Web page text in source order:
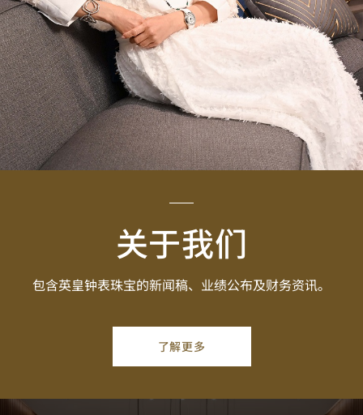
关于我们
包含英皇钟表珠宝的新闻稿、业绩公布及财务资讯。
了解更多